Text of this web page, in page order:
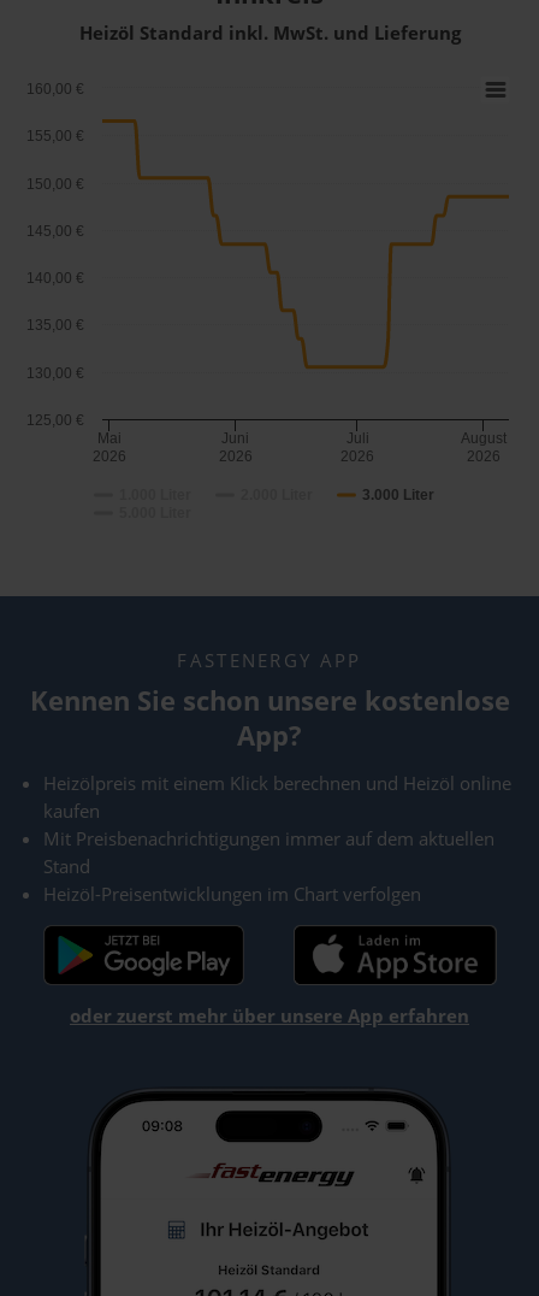
Heizöl Standard inkl. MwSt. und Lieferung
3.000 Liter
Mai
2026
Juni
2026
Juli
2026
August
2026
125,00 €
130,00 €
135,00 €
140,00 €
145,00 €
150,00 €
155,00 €
160,00 €
FASTENERGY APP
Kennen Sie schon unsere kostenlose
App?
Heizölpreis mit einem Klick berechnen und Heizöl online
kaufen
Mit Preisbenachrichtigungen immer auf dem aktuellen
Stand
Heizöl-Preisentwicklungen im Chart verfolgen
oder zuerst mehr über unsere App erfahren